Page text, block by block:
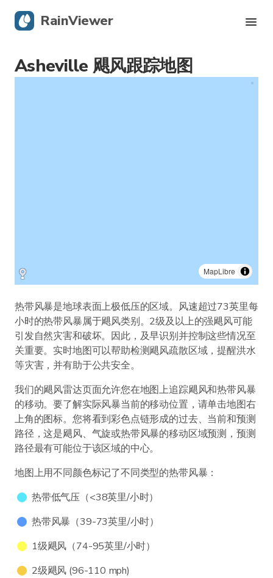
Asheville 飓风跟踪地图
MapLibre
热带风暴是地球表面上极低压的区域。风速超过73英里每
小时的热带风暴属于飓风类别。2级及以上的强飓风可能
引发自然灾害和破坏。因此，及早识别并控制这些情况至
关重要。实时地图可以帮助检测飓风疏散区域，提醒洪水
等灾害，并有助于公共安全。
我们的飓风雷达页面允许您在地图上追踪飓风和热带风暴
的移动。要了解实际风暴当前的移动位置，请单击地图右
上角的图标。您将看到彩色点链形成的过去、当前和预测
路径，这是飓风、气旋或热带风暴的移动区域预测，预测
路径最有可能位于该区域的中心。
地图上用不同颜色标记了不同类型的热带风暴：
热带低气压（<38英里/小时）
热带风暴（39-73英里/小时）
1级飓风（74-95英里/小时）
2级飓风 (96-110 mph)
RainViewer
实时雷达